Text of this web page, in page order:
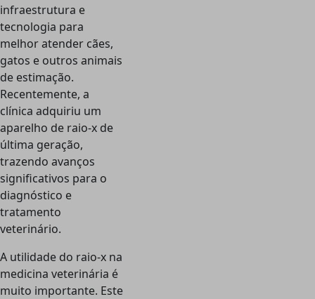
infraestrutura e
tecnologia para
melhor atender cães,
gatos e outros animais
de estimação.
Recentemente, a
clínica adquiriu um
aparelho de raio-x de
última geração,
trazendo avanços
significativos para o
diagnóstico e
tratamento
veterinário.
A utilidade do raio-x na
medicina veterinária é
muito importante. Este